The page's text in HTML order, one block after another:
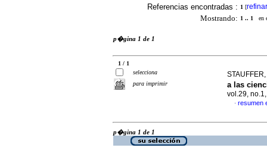
Referencias encontradas : 1 [refinar
Mostrando: 1 .. 1 en
p�gina 1 de 1
1 / 1
selecciona
para imprimir
a las
vol.29,
· resumen
p�gina 1 de 1